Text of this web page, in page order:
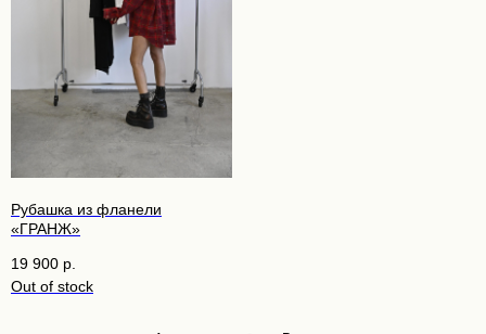
Рубашка из фланели
«ГРАНЖ»
19 900 р.
Out of stock